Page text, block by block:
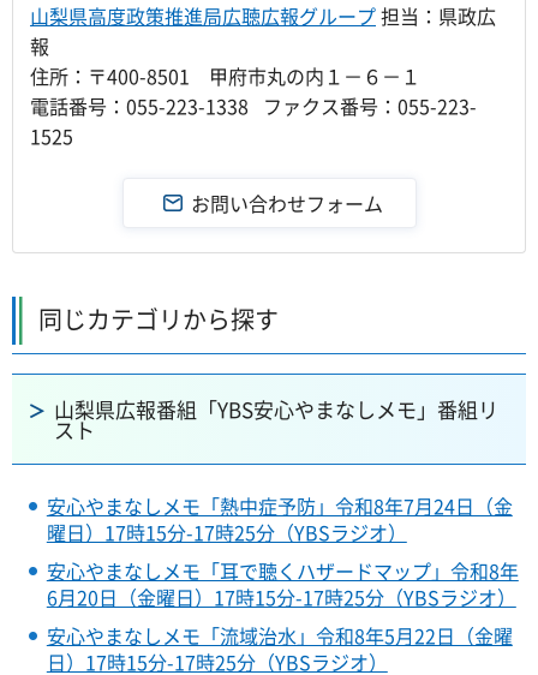
山梨県高度政策推進局広聴広報グループ担当：県政広
報
住所：〒400-8501 甲府市丸の内１－６－１
電話番号：055-223-1338 ファクス番号：055-223-
1525
同じカテゴリから探す
山梨県広報番組「YBS安心やまなしメモ」番組リ
スト
安心やまなしメモ「熱中症予防」令和8年7月24日（金
曜日）17時15分-17時25分（YBSラジオ）
安心やまなしメモ「耳で聴くハザードマップ」令和8年
6月20日（金曜日）17時15分-17時25分（YBSラジオ）
安心やまなしメモ「流域治水」令和8年5月22日（金曜
日）17時15分-17時25分（YBSラジオ）